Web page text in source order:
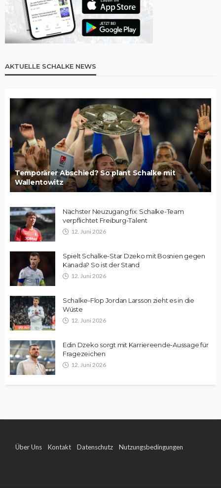
AKTUELLE SCHALKE NEWS
Temporärer Abschied? So plant Schalke mit
Wallentowitz
Nächster Neuzugang fix: Schalke-Team
verpflichtet Freiburg-Talent
12. Juni 2026
Spielt Schalke-Star Dzeko mit Bosnien gegen
Kanada? So ist der Stand
12. Juni 2026
Schalke-Flop Jordan Larsson zieht es in die
Wüste
12. Juni 2026
Edin Dzeko sorgt mit Karriereende-Aussage für
Fragezeichen
12. Juni 2026
Über Uns Kontakt Datenschutz Nutzungsbedingungen